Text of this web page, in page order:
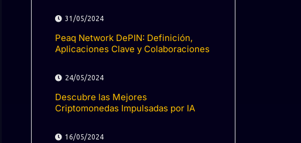
31/05/2024
Peaq Network DePIN: Definición,
Aplicaciones Clave y Colaboraciones
24/05/2024
Descubre las Mejores
Criptomonedas Impulsadas por IA
16/05/2024